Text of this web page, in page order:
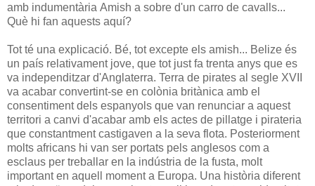
amb indumentària Amish a sobre d'un carro de cavalls...
Què hi fan aquests aquí?
Tot té una explicació. Bé, tot excepte els amish... Belize és
un país relativament jove, que tot just fa trenta anys que es
va independitzar d'Anglaterra. Terra de pirates al segle XVII
va acabar convertint-se en colònia britànica amb el
consentiment dels espanyols que van renunciar a aquest
territori a canvi d'acabar amb els actes de pillatge i pirateria
que constantment castigaven a la seva flota. Posteriorment
molts africans hi van ser portats pels anglesos com a
esclaus per treballar en la indústria de la fusta, molt
important en aquell moment a Europa. Una història diferent